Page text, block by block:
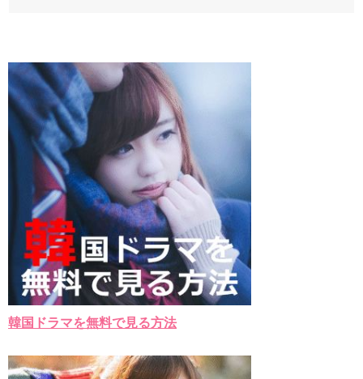
韓国ドラマを無料で見る方法